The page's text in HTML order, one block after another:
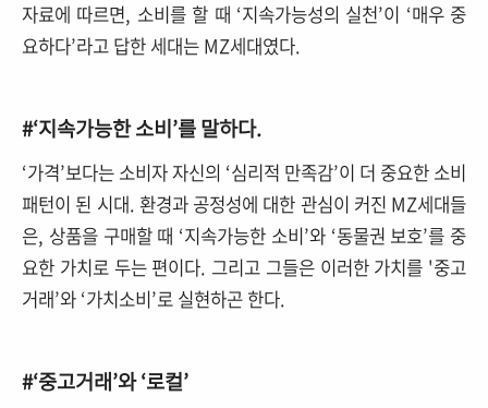
자료에 따르면, 소비를 할 때 ‘지속가능성의 실천’이 ‘매우 중
요하다’라고 답한 세대는 MZ세대였다.
#‘지속가능한 소비’를 말하다.
‘가격’보다는 소비자 자신의 ‘심리적 만족감’이 더 중요한 소비
패턴이 된 시대. 환경과 공정성에 대한 관심이 커진 MZ세대들
은, 상품을 구매할 때 ‘지속가능한 소비’와 ‘동물권 보호’를 중
요한 가치로 두는 편이다. 그리고 그들은 이러한 가치를 '중고
거래’와 ‘가치소비’로 실현하곤 한다.
#‘중고거래’와 ‘로컬’